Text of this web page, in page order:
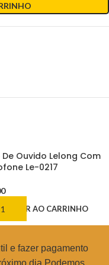
De Ouvido Lelong Com
Le-0217
AO CARRINHO
e fazer pagamento